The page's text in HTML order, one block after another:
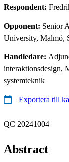
Respondent:
Opponent: Senior
University, Malmö,
Handledare:
interaktionsdesign,
systemteknik
Exportera till
QC 20241004
Abstract